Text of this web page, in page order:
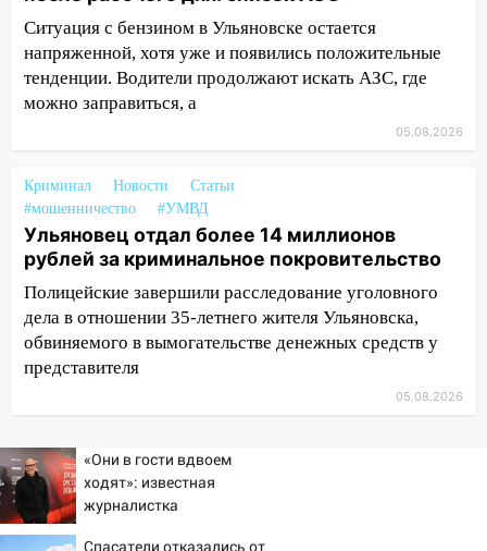
погода в четверг
06:00 Четыре года борьбы: ульяновские
юристы помогли женщине засудить УК
за плесень на стенах
прибыль, а кому — испытания на
прочность
05.08.2026
22:58
Соцсети: на проспекте Тюленева
ДТП с мотоциклистом
20:22
Мошенники обманули 92-летнюю
жительницу Ульяновской области
заработал уголовное дело
18:14
Прогноз погоды на 6 августа в
Ульяновской области
Ситуация с бензином в Ульяновске остается
напряженной, хотя уже и появились положительные
тенденции. Водители продолжают искать АЗС, где
можно заправиться, а
05.08.2026
Криминал Новости
Статьи
#мошенничество
#УМВД
Ульяновец отдал более 14 миллионов
рублей за криминальное покровительство
Полицейские завершили расследование уголовного
дела в отношении 35-летнего жителя Ульяновска,
обвиняемого в вымогательстве денежных средств у
представителя
05.08.2026
«Они в гости вдвоем
ходят»: известная
журналистка
Спасатели отказались от